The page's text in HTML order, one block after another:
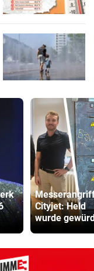
Cityjet: Held
wurde